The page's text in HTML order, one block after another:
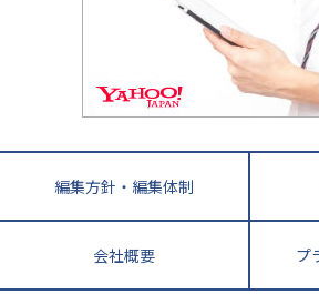
長崎県
鹿児島県 沖縄県
小学校教師が解説！中学受験のリ
教育ジャーナリストが徹底解説！
編集方針・編集体制
会社概要 プ